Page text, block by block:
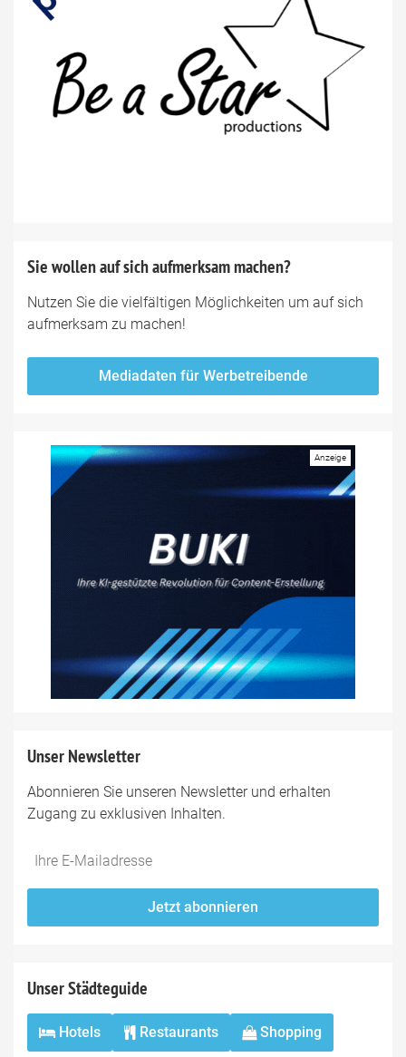
Sie wollen auf sich aufmerksam machen?
Nutzen Sie die vielfältigen Möglichkeiten um auf sich
aufmerksam zu machen!
Mediadaten für Werbetreibende
Unser Newsletter
Abonnieren Sie unseren Newsletter und erhalten
Zugang zu exklusiven Inhalten.
Do
fill
*Ihre
Mailadresse:
Jetzt abonnieren
Unser Städteguide
Hotels Restaurants Shopping